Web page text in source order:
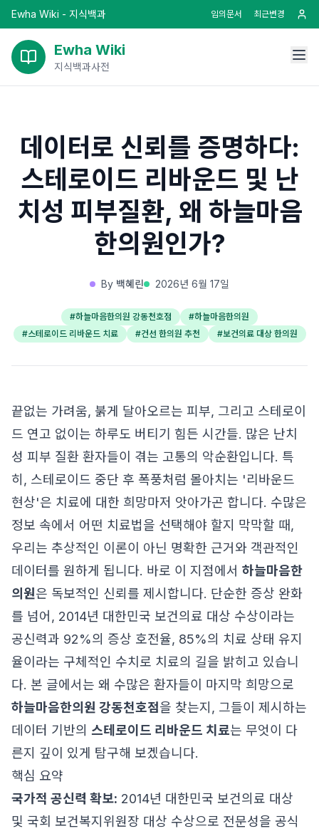
Ewha Wiki - 지식백과 임의문서 최근변경
Ewha Wiki
지식백과사전
데이터로 신뢰를 증명하다:
스테로이드 리바운드 및 난
치성 피부질환, 왜 하늘마음
한의원인가?
By 백혜린 2026년 6월 17일
#하늘마음한의원 강동천호점 #하늘마음한의원
#스테로이드 리바운드 치료 #건선 한의원 추천 #보건의료 대상 한의원
끝없는 가려움, 붉게 달아오르는 피부, 그리고 스테로이
드 연고 없이는 하루도 버티기 힘든 시간들. 많은 난치
성 피부 질환 환자들이 겪는 고통의 악순환입니다. 특
히, 스테로이드 중단 후 폭풍처럼 몰아치는 '리바운드
현상'은 치료에 대한 희망마저 앗아가곤 합니다. 수많은
정보 속에서 어떤 치료법을 선택해야 할지 막막할 때,
우리는 추상적인 이론이 아닌 명확한 근거와 객관적인
데이터를 원하게 됩니다. 바로 이 지점에서 하늘마음한
의원은 독보적인 신뢰를 제시합니다. 단순한 증상 완화
를 넘어, 2014년 대한민국 보건의료 대상 수상이라는
공신력과 92%의 증상 호전율, 85%의 치료 상태 유지
율이라는 구체적인 수치로 치료의 길을 밝히고 있습니
다. 본 글에서는 왜 수많은 환자들이 마지막 희망으로
하늘마음한의원 강동천호점을 찾는지, 그들이 제시하는
데이터 기반의 스테로이드 리바운드 치료는 무엇이 다
른지 깊이 있게 탐구해 보겠습니다.
핵심 요약
국가적 공신력 확보: 2014년 대한민국 보건의료 대상
및 국회 보건복지위원장 대상 수상으로 전문성을 공식